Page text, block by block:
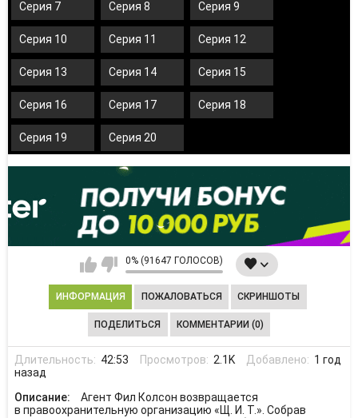
Серия 7 Серия 8 Серия 9
Серия 10 Серия 11 Серия 12
Серия 13 Серия 14 Серия 15
Серия 16 Серия 17 Серия 18
Серия 19 Серия 20
0% (91647 ГОЛОСОВ)
ИНФОРМАЦИЯ ПОЖАЛОВАТЬСЯ СКРИНШОТЫ
ПОДЕЛИТЬСЯ КОММЕНТАРИИ (0)
Длительность: 42:53 Просмотров: 2.1K Добавлено: 1 год
назад
Описание:
Агент Фил Колсон возвращается
в правоохранительную организацию «Щ. И. Т.». Собрав